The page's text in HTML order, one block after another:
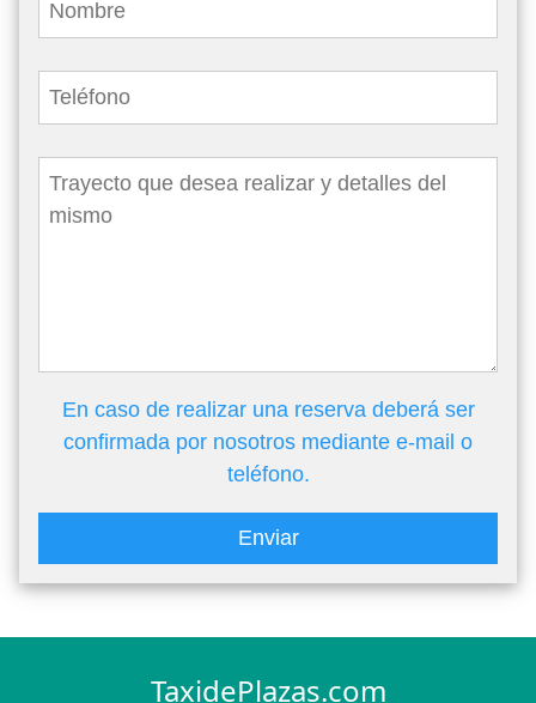
En caso de realizar una reserva deberá ser
confirmada por nosotros mediante e-mail o
teléfono.
Enviar
TaxidePlazas.com